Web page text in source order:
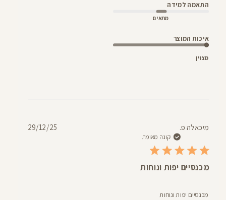
התאמה למידה
מתאים
איכות המוצר
מצוין
מיכאלה פ.
קונה מאומת
מכנסיים יפות ונוחות
מכנסיים יפות ונוחות
29/12/25